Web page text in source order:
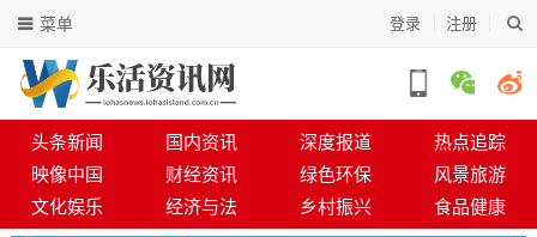
登录 注册
菜单
头条新闻 国内资讯 深度报道
热点追踪
映像中国
财经资讯 绿色环保
风景旅游
文化娱乐
经济与法 乡村振兴 食品健康